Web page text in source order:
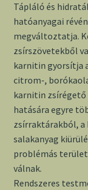
Tápláló és
hatóanyagai
megváltoztatja.
zsírszövetekből
karnitin gyorsítja
citrom-,
karnitin zsírégető
hatására egyre
zsírraktárakból,
salakanyag
problémás
válnak.
Rendszeres